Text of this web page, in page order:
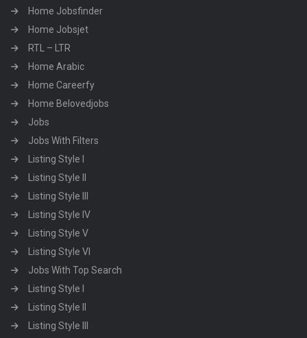
Home Jobsfinder
Home Jobsjet
RTL – LTR
Home Arabic
Home Careerfy
Home Belovedjobs
Jobs
Jobs With Filters
Listing Style I
Listing Style II
Listing Style III
Listing Style IV
Listing Style V
Listing Style VI
Jobs With Top Search
Listing Style I
Listing Style II
Listing Style III